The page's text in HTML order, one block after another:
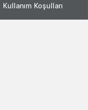
Kullanım Koşulları